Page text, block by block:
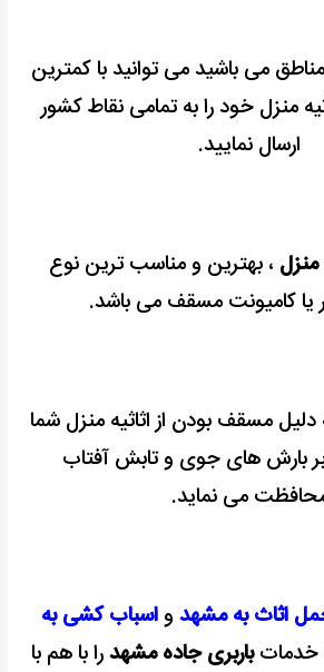
می باشید می توانید با کمترین
منزل خود را به تمامی نقاط کشور
ارسال نمایید.
منزل ، بهترین و مناسب ترین نوع
یا کامیونت مسقف می باشد.
مسقف بودن از اثاثیه منزل شما
بارش های جوی و تابش آفتاب
می نماید.
اثاث به مشهد واسباب کشی به
خدماتباربری جاده مشهدرا با هم با